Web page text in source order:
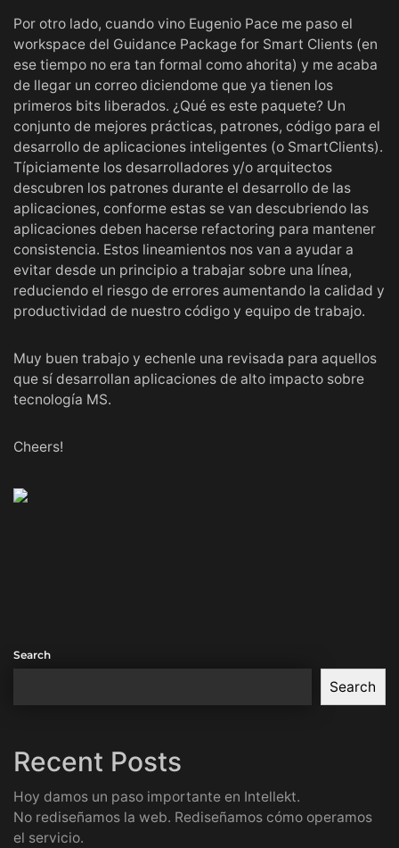
Por otro lado, cuando vino Eugenio Pace me paso el
workspace del Guidance Package for Smart Clients (en
ese tiempo no era tan formal como ahorita) y me acaba
de llegar un correo diciendome que ya tienen los
primeros bits liberados. ¿Qué es este paquete? Un
conjunto de mejores prácticas, patrones, código para el
desarrollo de aplicaciones inteligentes (o SmartClients).
Típiciamente los desarrolladores y/o arquitectos
descubren los patrones durante el desarrollo de las
aplicaciones, conforme estas se van descubriendo las
aplicaciones deben hacerse refactoring para mantener
consistencia. Estos lineamientos nos van a ayudar a
evitar desde un principio a trabajar sobre una línea,
reduciendo el riesgo de errores aumentando la calidad y
productividad de nuestro código y equipo de trabajo.
Muy buen trabajo y echenle una revisada para aquellos
que sí desarrollan aplicaciones de alto impacto sobre
tecnología MS.
Cheers!
Search
Search
Recent Posts
Hoy damos un paso importante en Intellekt.
No rediseñamos la web. Rediseñamos cómo operamos
el servicio.